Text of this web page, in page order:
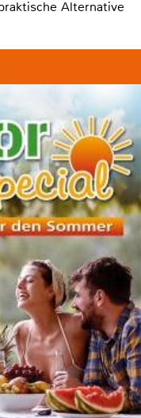
Alternative